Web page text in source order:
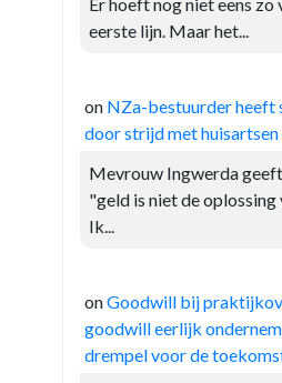
eerste lijn. Maar het...
on NZa-bestuurder heeft
door strijd met
Mevrouw Ingwerda
"geld is niet de
Ik...
onGoodwill bij
goodwill eerlijk
drempel voor de